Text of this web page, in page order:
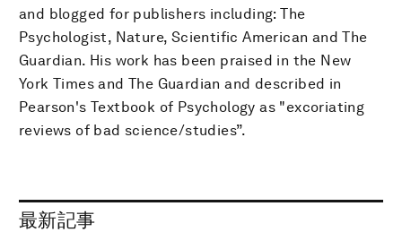
and blogged for publishers including: The
Psychologist, Nature, Scientific American and The
Guardian. His work has been praised in the New
York Times and The Guardian and described in
Pearson's Textbook of Psychology as "excoriating
reviews of bad science/studies”.
最新記事